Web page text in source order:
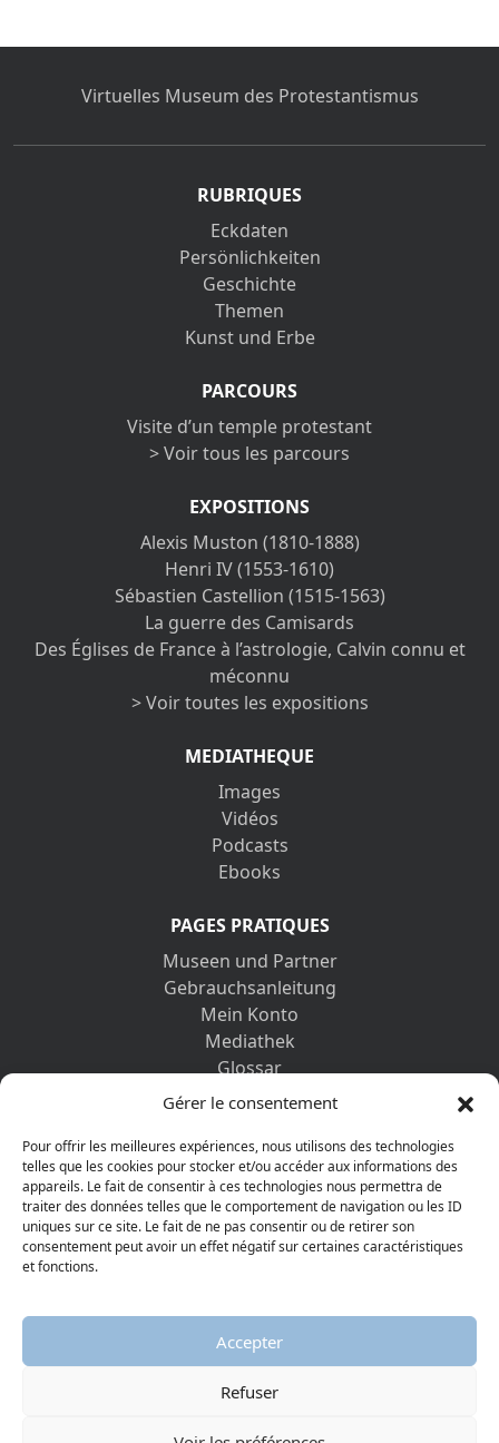
Gérer le consentement
Pour offrir les meilleures expériences, nous utilisons des technologies
telles que les cookies pour stocker et/ou accéder aux informations des
appareils. Le fait de consentir à ces technologies nous permettra de
traiter des données telles que le comportement de navigation ou les ID
uniques sur ce site. Le fait de ne pas consentir ou de retirer son
consentement peut avoir un effet négatif sur certaines caractéristiques
et fonctions.
Accepter
Refuser
Virtuelles Museum des Protestantismus
RUBRIQUES
Eckdaten
Persönlichkeiten
Geschichte
Themen
Kunst und Erbe
PARCOURS
Visite d’un temple protestant
> Voir tous les parcours
EXPOSITIONS
Alexis Muston (1810-1888)
Henri IV (1553-1610)
Sébastien Castellion (1515-1563)
La guerre des Camisards
Des Églises de France à l’astrologie, Calvin connu et
méconnu
> Voir toutes les expositions
MEDIATHEQUE
Images
Vidéos
Podcasts
Ebooks
PAGES PRATIQUES
Museen und Partner
Gebrauchsanleitung
Mein Konto
Mediathek
Glossar
Kontaktformular
Datenschutz-Bestimmungen
ENTDECKEN SIE AUCH
© 2026 Protestantisches Museum